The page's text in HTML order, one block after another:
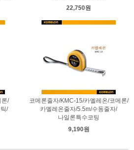
22,750원
론/
/
코메론줄자/KMC-15/카멜레온/코메론/
카멜레온줄자/5.5m/수동줄자/
나일론특수코팅
9,190원